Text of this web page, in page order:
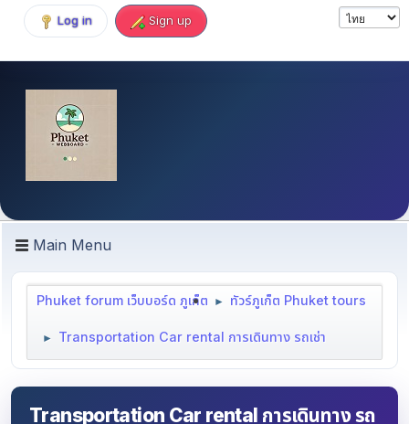
Log in Sign up
Main Menu
Phuket forum เว็บบอร์ด ภูเก็ต ► ทัวร์ภูเก็ต Phuket tours
► Transportation Car rental การเดินทาง รถเช่า
Transportation Car rental การเดินทาง รถ